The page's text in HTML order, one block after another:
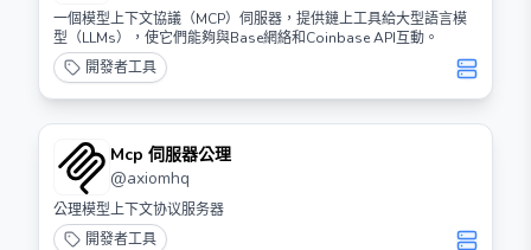
一個模型上下文協議（MCP）伺服器，提供鏈上工具給大型語言模
型（LLMs），使它們能夠與Base網絡和Coinbase API互動。
開發者工具
Mcp 伺服器公理
@axiomhq
公理模型上下文协议服务器
開發者工具